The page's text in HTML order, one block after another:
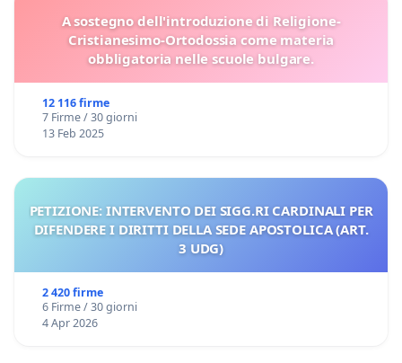
A sostegno dell'introduzione di Religione-
Cristianesimo-Ortodossia come materia
obbligatoria nelle scuole bulgare.
12 116 firme
7 Firme / 30 giorni
13 Feb 2025
PETIZIONE: INTERVENTO DEI SIGG.RI CARDINALI PER
DIFENDERE I DIRITTI DELLA SEDE APOSTOLICA (ART.
3 UDG)
2 420 firme
6 Firme / 30 giorni
4 Apr 2026